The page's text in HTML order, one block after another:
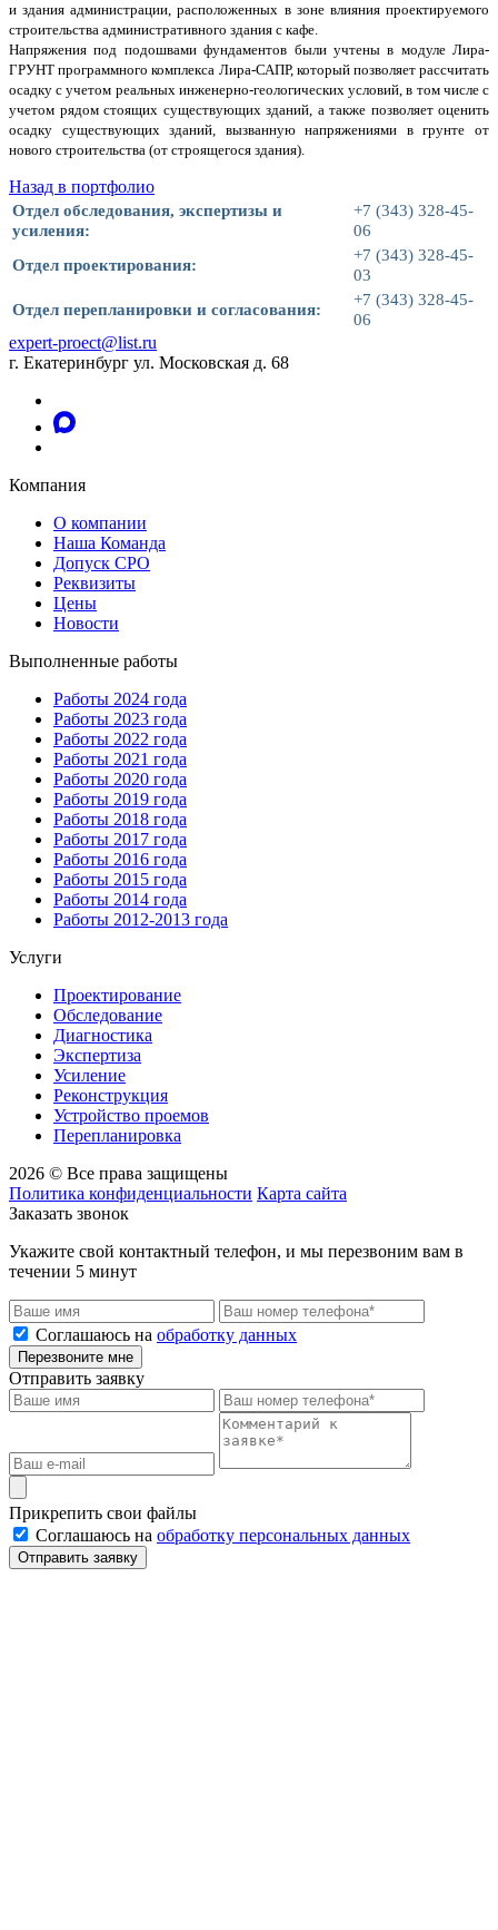
и здания администрации, расположенных в зоне влияния проектируемого
строительства административного здания с кафе.
Напряжения под подошвами фундаментов были учтены в модуле Лира-
ГРУНТ программного комплекса Лира-САПР, который позволяет рассчитать
осадку с учетом реальных инженерно-геологических условий, в том числе с
учетом рядом стоящих существующих зданий, а также позволяет оценить
осадку существующих зданий, вызванную напряжениями в грунте от
нового строительства (от строящегося здания).
Назад в портфолио
Отдел обследования, экспертизы и
усиления:
+7 (343) 328-45-
06
Отдел проектирования:
+7 (343) 328-45-
03
Отдел перепланировки и согласования:
+7 (343) 328-45-
06
expert-proect@list.ru
г. Екатеринбург ул. Московская д. 68
Компания
О компании
Наша Команда
Допуск СРО
Реквизиты
Цены
Новости
Выполненные работы
Работы 2024 года
Работы 2023 года
Работы 2022 года
Работы 2021 года
Работы 2020 года
Работы 2019 года
Работы 2018 года
Работы 2017 года
Работы 2016 года
Работы 2015 года
Работы 2014 года
Работы 2012-2013 года
Услуги
Проектирование
Обследование
Диагностика
Экспертиза
Усиление
Реконструкция
Устройство проемов
Перепланировка
2026 © Все права защищены
Политика конфиденциальности Карта сайта
Заказать звонок
Укажите свой контактный телефон, и мы перезвоним вам в
течении 5 минут
Соглашаюсь на обработку данных
Перезвоните мне
Отправить заявку
Прикрепить свои файлы
Соглашаюсь на обработку персональных данных
Отправить заявку